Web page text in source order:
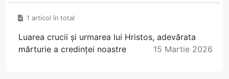
1 articol în total
Luarea crucii și urmarea lui Hristos, adevărata
mărturie a credinței noastre
15 Martie 2026